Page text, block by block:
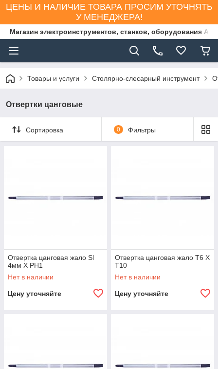
ЦЕНЫ И НАЛИЧИЕ ТОВАРА ПРОСИМ УТОЧНЯТЬ
У МЕНЕДЖЕРА!
Магазин электроинструментов, станков, оборудования
Товары и услуги Столярно-слесарный инструмент
Отвертки цанговые
Сортировка 0 Фильтры
Отвертка цанговая жало Sl
4мм Х PH1
Нет в наличии
Цену уточняйте
Отвертка цанговая жало Т6 Х
Т10
Нет в наличии
Цену уточняйте